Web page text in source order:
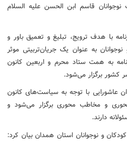
قاسم ابن الحسن علیه السلام
با هدف ترویج، تبلیغ و تعمیق باور و
به عنوان یک جریان‌تربیتی موثر
به همت ستاد محرم و اربعین کانون
کشور برگزار می‌شود.
عاشورایی با توجه به سیاست‌های کانون
و مخاطب محوری برگزار می‌شود و
دارند.
و نوجوانان استان همدان بیان کرد: